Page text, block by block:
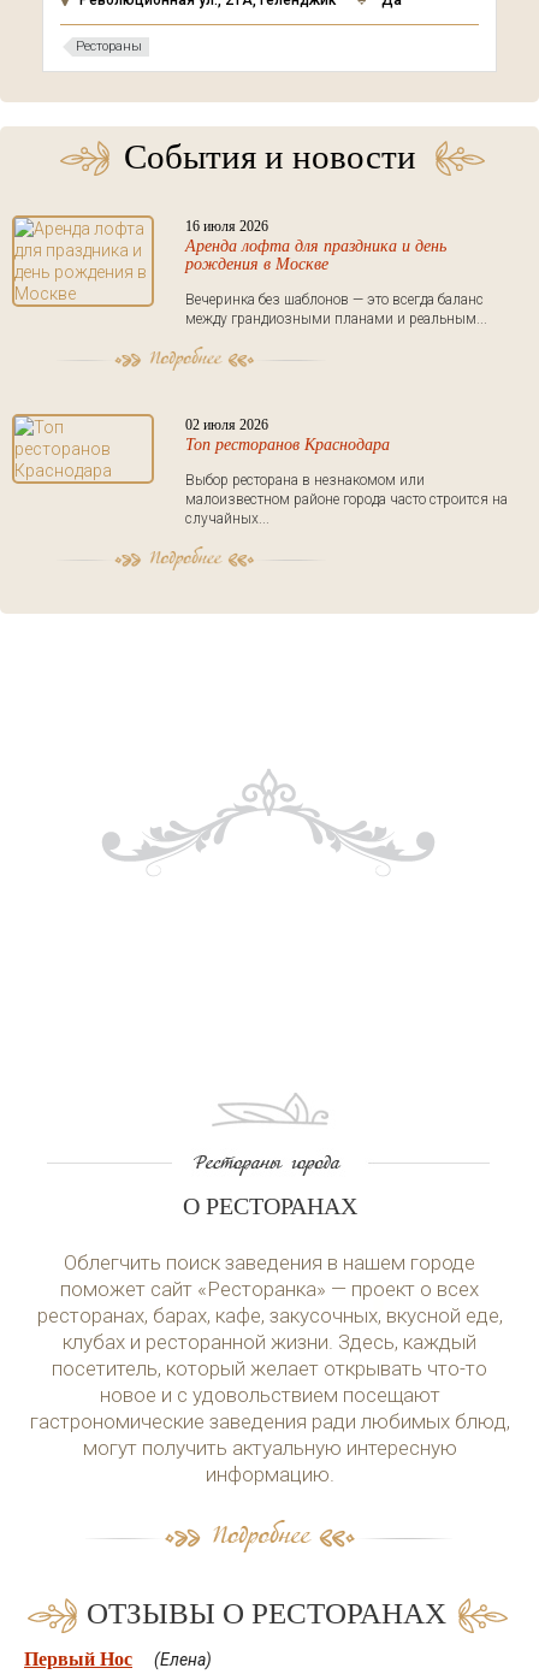
Рестораны
События и новости
16 июля 2026
Аренда лофта для праздника и день
рождения в Москве
Вечеринка без шаблонов — это всегда баланс
между грандиозными планами и реальным...
02 июля 2026
Топ ресторанов Краснодара
Выбор ресторана в незнакомом или
малоизвестном районе города часто строится на
случайных...
О РЕСТОРАНАХ
Облегчить поиск заведения в нашем городе
поможет сайт «Ресторанка» — проект о всех
ресторанах, барах, кафе, закусочных, вкусной еде,
клубах и ресторанной жизни. Здесь, каждый
посетитель, который желает открывать что-то
новое и с удовольствием посещают
гастрономические заведения ради любимых блюд,
могут получить актуальную интересную
информацию.
ОТЗЫВЫ О РЕСТОРАНАХ
Первый Нос (Елена)